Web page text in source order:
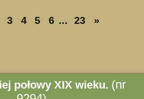
3 4 5 6 ... 23 »
połowy XIX wieku. (nr